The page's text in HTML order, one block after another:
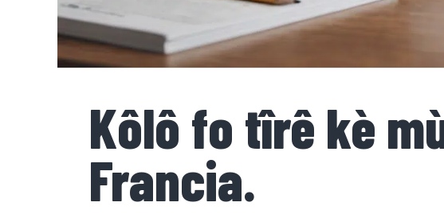
Kôlô fo tîrê kè
Francia.